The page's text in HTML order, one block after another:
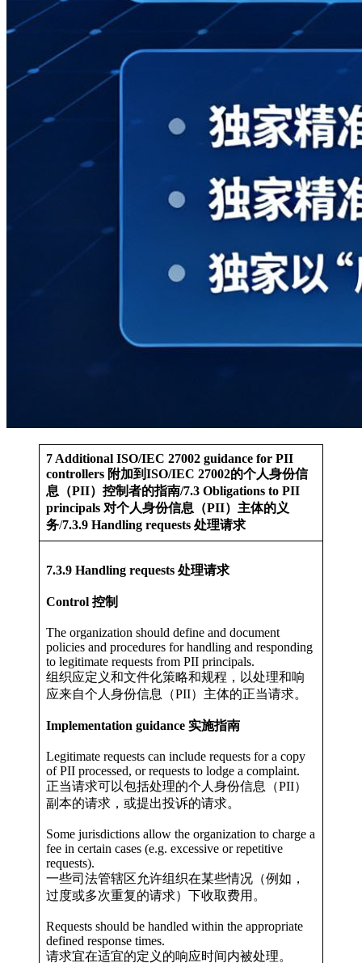
7 Additional ISO/IEC 27002 guidance for PII
controllers 附加到ISO/IEC 27002的个人身份信
息（PII）控制者的指南/7.3 Obligations to PII
principals 对个人身份信息（PII）主体的义
务/7.3.9 Handling requests 处理请求
7.3.9 Handling requests 处理请求
Control 控制
The organization should define and document
policies and procedures for handling and responding
to legitimate requests from PII principals.
组织应定义和文件化策略和规程，以处理和响
应来自个人身份信息（PII）主体的正当请求。
Implementation guidance 实施指南
Legitimate requests can include requests for a copy
of PII processed, or requests to lodge a complaint.
正当请求可以包括处理的个人身份信息（PII）
副本的请求，或提出投诉的请求。
Some jurisdictions allow the organization to charge a
fee in certain cases (e.g. excessive or repetitive
requests).
一些司法管辖区允许组织在某些情况（例如，
过度或多次重复的请求）下收取费用。
Requests should be handled within the appropriate
defined response times.
请求宜在适宜的定义的响应时间内被处理。